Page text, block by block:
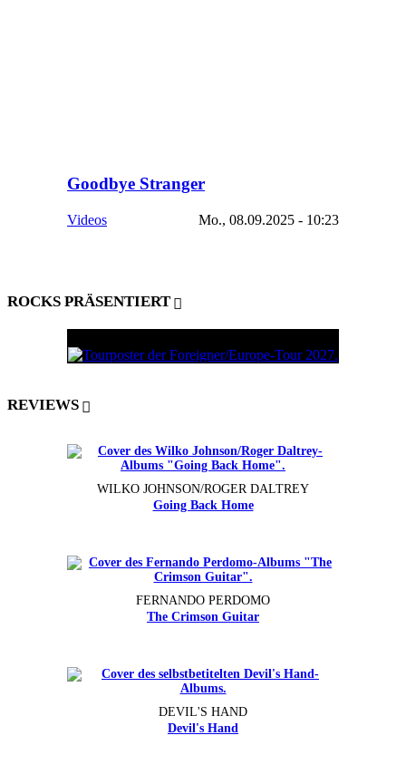
Goodbye Stranger
Videos Mo., 08.09.2025 - 10:23
ROCKS PRÄSENTIERT
REVIEWS
WILKO JOHNSON/ROGER DALTREY
Going Back Home
FERNANDO PERDOMO
The Crimson Guitar
DEVIL'S HAND
Devil's Hand